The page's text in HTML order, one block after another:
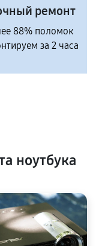
ремонт
88% поломок
за 2 часа
ноутбука